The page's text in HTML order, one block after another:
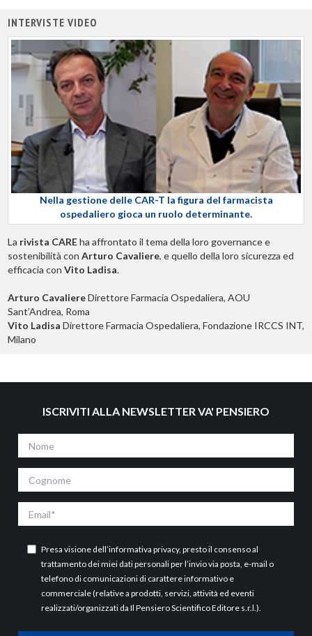
INTERVISTE VIDEO
Nella gestione delle CAR-T la figura del farmacista
ospedaliero gioca un ruolo determinante.
La rivista CAREha affrontato il tema della loro governance e
sostenibilità con Arturo Cavaliere, e quello della loro sicurezza ed
efficacia con Vito Ladisa.
Arturo CavaliereDirettore Farmacia Ospedaliera, AOU
Sant’Andrea, Roma
Vito Ladisa Direttore Farmacia Ospedaliera, Fondazione IRCCS INT,
Milano
ISCRIVITI ALLA NEWSLETTER VA' PENSIERO
Nome
Cognome
Email
Presa visione dell’informativa privacy, presto il consenso al
trattamento dei miei dati personali per l’invio via posta, e-mail o
telefono di comunicazioni di carattere informativo e
commerciale (relative a prodotti, servizi, attività ed eventi
realizzati/organizzati da Il Pensiero Scientifico Editore s.r.l.).